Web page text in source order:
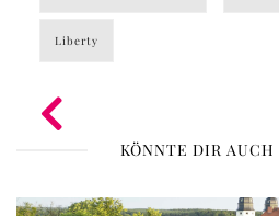
Liberty
KÖNNTE DIR AUCH